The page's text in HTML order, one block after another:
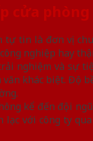
cửa
tự tin là đơn vị
nghiệp hay
nghiệm và sự
khác biệt. Độ
kể đến đội
với công ty